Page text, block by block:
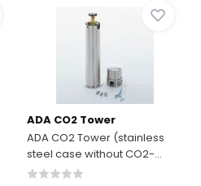
ADA CO2 Tower
ADA CO2 Tower (stainless
steel case without CO2-...